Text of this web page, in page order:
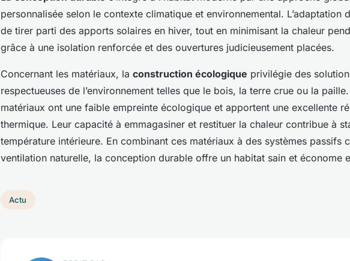
personnalisée selon le contexte climatique et environnemental. L’adaptation
de tirer parti des apports solaires en hiver, tout en minimisant la chaleur
grâce à une isolation renforcée et des ouvertures judicieusement placées.
Concernant les matériaux, la construction écologique privilégie des
respectueuses de l’environnement telles que le bois, la terre crue ou la
matériaux ont une faible empreinte écologique et apportent une excellente
thermique. Leur capacité à emmagasiner et restituer la chaleur contribue à
température intérieure. En combinant ces matériaux à des systèmes passifs
ventilation naturelle, la conception durable offre un habitat sain et économe
Actu